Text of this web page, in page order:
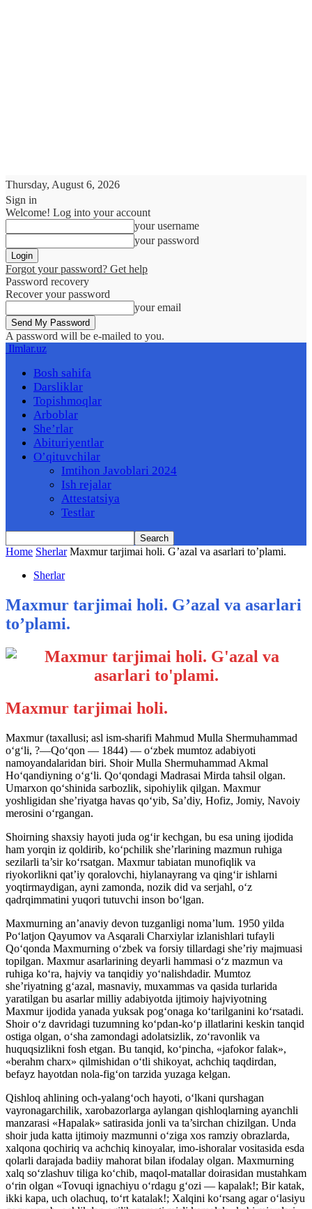
Thursday, August 6, 2026
Sign in
Welcome! Log into your account
your username
your password
Forgot your password? Get help
Password recovery
Recover your password
your email
A password will be e-mailed to you.
Ilmlar.uz
Bosh sahifa
Darsliklar
Topishmoqlar
Arboblar
She’rlar
Abituriyentlar
O’qituvchilar
Imtihon Javoblari 2024
Ish rejalar
Attestatsiya
Testlar
Home Sherlar Maxmur tarjimai holi. G’azal va asarlari to’plami.
Sherlar
Maxmur tarjimai holi. G’azal va asarlari
to’plami.
Maxmur tarjimai holi.
Maxmur (taxallusi; asl ism-sharifi Mahmud Mulla Shermuhammad
o‘g‘li, ?—Qo‘qon — 1844) — o‘zbek mumtoz adabiyoti
namoyandalaridan biri. Shoir Mulla Shermuhammad Akmal
Ho‘qandiyning o‘g‘li. Qo‘qondagi Madrasai Mirda tahsil olgan.
Umarxon qo‘shinida sarbozlik, sipohiylik qilgan. Maxmur
yoshligidan she’riyatga havas qo‘yib, Sa’diy, Hofiz, Jomiy, Navoiy
merosini o‘rgangan.
Shoirning shaxsiy hayoti juda og‘ir kechgan, bu esa uning ijodida
ham yorqin iz qoldirib, ko‘pchilik she’rlarining mazmun ruhiga
sezilarli ta’sir ko‘rsatgan. Maxmur tabiatan munofiqlik va
riyokorlikni qat’iy qoralovchi, hiylanayrang va qing‘ir ishlarni
yoqtirmaydigan, ayni zamonda, nozik did va serjahl, o‘z
qadrqimmatini yuqori tutuvchi inson bo‘lgan.
Maxmurning an’anaviy devon tuzganligi noma’lum. 1950 yilda
Po‘latjon Qayumov va Asqarali Charxiylar izlanishlari tufayli
Qo‘qonda Maxmurning o‘zbek va forsiy tillardagi she’riy majmuasi
topilgan. Maxmur asarlarining deyarli hammasi o‘z mazmun va
ruhiga ko‘ra, hajviy va tanqidiy yo‘nalishdadir. Mumtoz
she’riyatning g‘azal, masnaviy, muxammas va qasida turlarida
yaratilgan bu asarlar milliy adabiyotda ijtimoiy hajviyotning
Maxmur ijodida yanada yuksak pog‘onaga ko‘tarilganini ko‘rsatadi.
Shoir o‘z davridagi tuzumning ko‘pdan-ko‘p illatlarini keskin tanqid
ostiga olgan, o‘sha zamondagi adolatsizlik, zo‘ravonlik va
huquqsizlikni fosh etgan. Bu tanqid, ko‘pincha, «jafokor falak»,
«berahm charx» qilmishidan o‘tli shikoyat, achchiq taqdirdan,
befayz hayotdan nola-fig‘on tarzida yuzaga kelgan.
Qishloq ahlining och-yalang‘och hayoti, o‘lkani qurshagan
vayronagarchilik, xarobazorlarga aylangan qishloqlarning ayanchli
manzarasi «Hapalak» satirasida jonli va ta’sirchan chizilgan. Unda
shoir juda katta ijtimoiy mazmunni o‘ziga xos ramziy obrazlarda,
xalqona qochiriq va achchiq kinoyalar, imo-ishoralar vositasida esda
qolarli darajada badiiy mahorat bilan ifodalay olgan. Maxmurning
xalq so‘zlashuv tiliga ko‘chib, maqol-matallar doirasidan mustahkam
o‘rin olgan «Tovuqi ignachiyu o‘rdagu g‘ozi — kapalak!; Bir katak,
ikki kapa, uch olachuq, to‘rt katalak!; Xalqini ko‘rsang agar o‘lasiyu